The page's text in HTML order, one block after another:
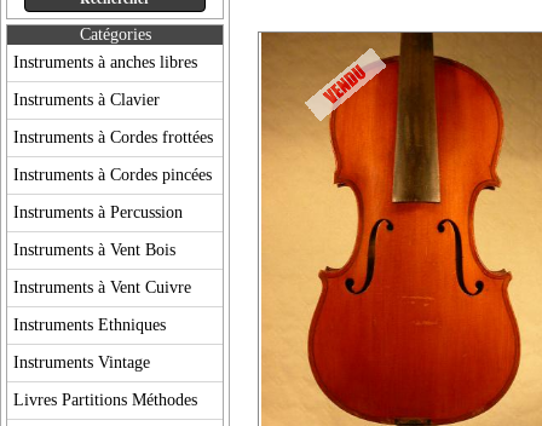
Catégories
Instruments à anches libres
Instruments à Clavier
Instruments à Cordes frottées
Instruments à Cordes pincées
Instruments à Percussion
Instruments à Vent Bois
Instruments à Vent Cuivre
Instruments Ethniques
Instruments Vintage
Livres Partitions Méthodes